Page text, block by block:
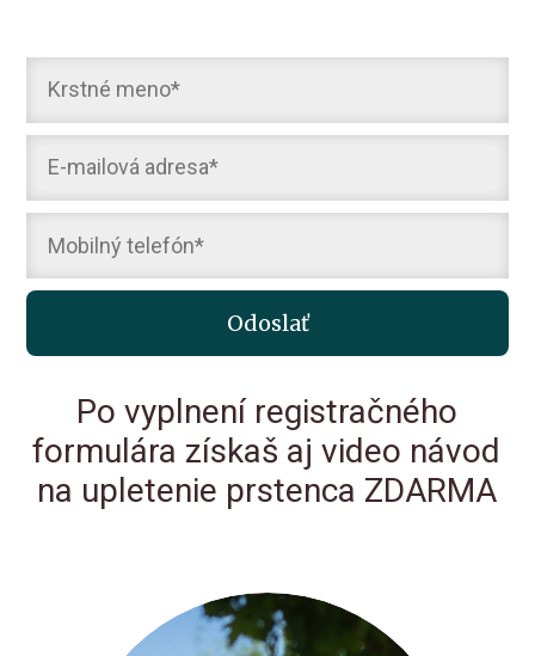
Odoslať
Po vyplnení registračného
formulára získaš aj video návod
na upletenie prstenca ZDARMA